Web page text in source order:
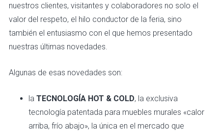
nuestros clientes, visitantes y colaboradores no solo el
valor del respeto, el hilo conductor de la feria, sino
también el entusiasmo con el que hemos presentado
nuestras últimas novedades.
Algunas de esas novedades son:
la TECNOLOGÍA HOT & COLD, la exclusiva
tecnología patentada para muebles murales «calor
arriba, frío abajo», la única en el mercado que